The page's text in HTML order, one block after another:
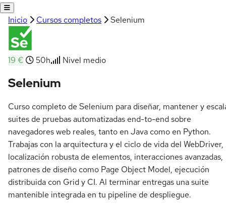
Inicio Cursos completos Selenium
19 € 50h Nivel medio
Selenium
Curso completo de Selenium para diseñar, mantener y
suites de pruebas automatizadas end-to-end sobre
navegadores web reales, tanto en Java como en Python.
Trabajas con la arquitectura y el ciclo de vida del WebDriver,
localización robusta de elementos, interacciones avanzadas,
patrones de diseño como Page Object Model, ejecución
distribuida con Grid y CI. Al terminar entregas una suite
mantenible integrada en tu pipeline de despliegue.